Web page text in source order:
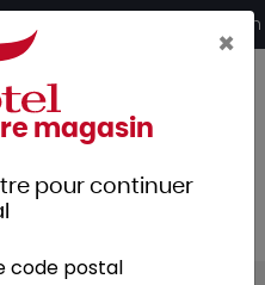
et retrait 2h en magasin
×
magasin
pour continuer
code postal